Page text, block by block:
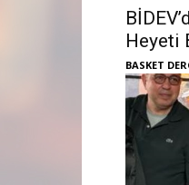
Heyeti
BASKET